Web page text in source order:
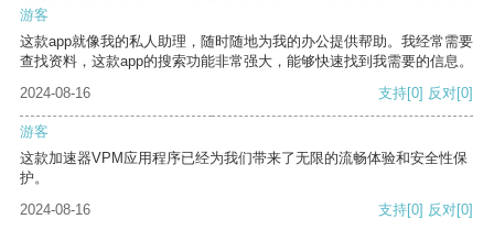
游客
这款app就像我的私人助理，随时随地为我的办公提供帮助。我经常需要
查找资料，这款app的搜索功能非常强大，能够快速找到我需要的信息。
2024-08-16
支持[0] 反对[0]
游客
这款加速器VPM应用程序已经为我们带来了无限的流畅体验和安全性保
护。
2024-08-16
支持[0] 反对[0]